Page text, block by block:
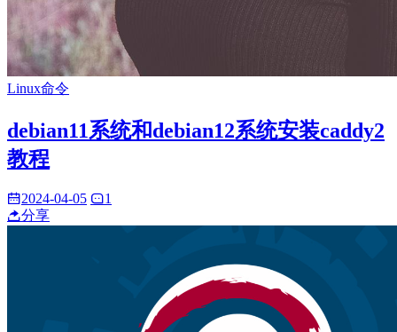
Linux命令
debian11系统和debian12系统安装caddy2
教程
2024-04-05
1
分享